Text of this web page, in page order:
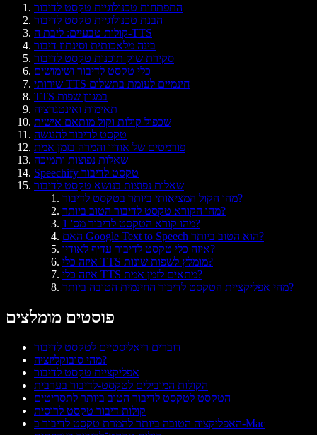
התפתחות טכנולוגיית טקסט לדיבור
הבנת טכנולוגיית טקסט לדיבור
קולות טבעיים: ליבת ה-TTS
בינה מלאכותית וסינתוז דיבור
סקירת שוק תוכנות טקסט לדיבור
כלי טקסט לדיבור ושימושים
שירותי TTS חינמיים לעומת בתשלום
TTS במגוון שפות
תאימות ואינטגרציה
שכפול קולות וקול מותאם אישית
טקסט לדיבור להנגשה
פורמטים של אודיו והמרה בזמן אמת
שאלות נפוצות ותמיכה
Speechify טקסט לדיבור
שאלות נפוצות בנושא טקסט לדיבור
מהו הקול המציאותי ביותר בטקסט לדיבור?
מהו הקורא טקסט לדיבור הטוב ביותר?
מהו קורא הטקסט לדיבור מס' 1?
האם Google Text to Speech הוא הטוב ביותר?
איזה כלי טקסט לדיבור עדיף לאודיו?
איזה כלי TTS מומלץ לשפות שונות?
איזה כלי TTS מתאים לזמן אמת?
מהי אפליקציית הטקסט לדיבור החינמית הטובה ביותר?
פוסטים מומלצים
דוברים ריאליסטיים לטקסט לדיבור
מהי סובוקליזציה?
אפליקציית טקסט לדיבור
הקולות המובילים לטקסט‑לדיבור בערבית
הטקסט לטקסט לדיבור הטוב ביותר לתסריטים
קולות דיבור טקסט לרוסית
האפליקציה הטובה ביותר להמרת טקסט לדיבור ב‑Mac